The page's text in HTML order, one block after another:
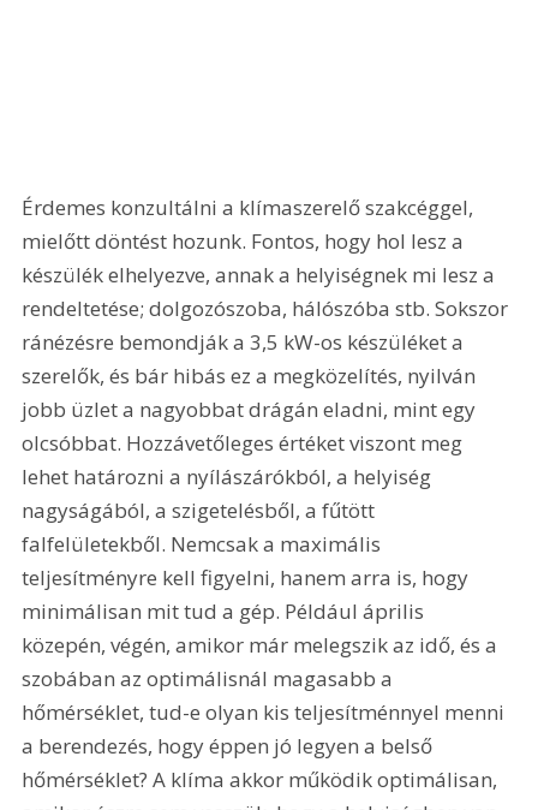
Érdemes konzultálni a klímaszerelő szakcéggel,
mielőtt döntést hozunk. Fontos, hogy hol lesz a
készülék elhelyezve, annak a helyiségnek mi lesz a
rendeltetése; dolgozószoba, hálószóba stb. Sokszor
ránézésre bemondják a 3,5 kW-os készüléket a
szerelők, és bár hibás ez a megközelítés, nyilván
jobb üzlet a nagyobbat drágán eladni, mint egy
olcsóbbat. Hozzávetőleges értéket viszont meg
lehet határozni a nyílászárókból, a helyiség
nagyságából, a szigetelésből, a fűtött
falfelületekből. Nemcsak a maximális
teljesítményre kell figyelni, hanem arra is, hogy
minimálisan mit tud a gép. Például április
közepén, végén, amikor már melegszik az idő, és a
szobában az optimálisnál magasabb a
hőmérséklet, tud-e olyan kis teljesítménnyel menni
a berendezés, hogy éppen jó legyen a belső
hőmérséklet? A klíma akkor működik optimálisan,